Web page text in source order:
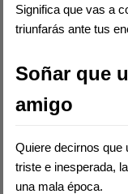
Significa que vas a
triunfarás ante tus
Soñar que
amigo
Quiere decirnos que
triste e inesperada,
una mala época.